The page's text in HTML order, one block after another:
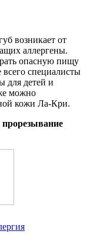
возникает от
аллергены.
опасную пищу
всего специалисты
для детей и
можно
кожи Ла-Кри.